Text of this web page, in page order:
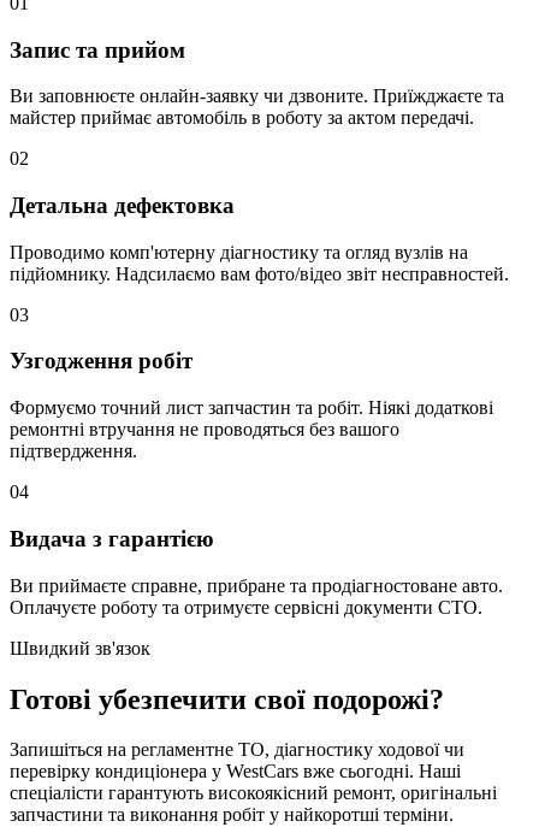
Запис та прийом
Ви заповнюєте онлайн-заявку чи дзвоните. Приїжджаєте та
майстер приймає автомобіль в роботу за актом передачі.
02
Детальна дефектовка
Проводимо комп'ютерну діагностику та огляд вузлів на
підйомнику. Надсилаємо вам фото/відео звіт несправностей.
03
Узгодження робіт
Формуємо точний лист запчастин та робіт. Ніякі додаткові
ремонтні втручання не проводяться без вашого
підтвердження.
04
Видача з гарантією
Ви приймаєте справне, прибране та продіагностоване авто.
Оплачуєте роботу та отримуєте сервісні документи СТО.
Швидкий зв'язок
Готові убезпечити свої подорожі?
Запишіться на регламентне ТО, діагностику ходової чи
перевірку кондиціонера у WestCars вже сьогодні. Наші
спеціалісти гарантують високоякісний ремонт, оригінальні
запчастини та виконання робіт у найкоротші терміни.